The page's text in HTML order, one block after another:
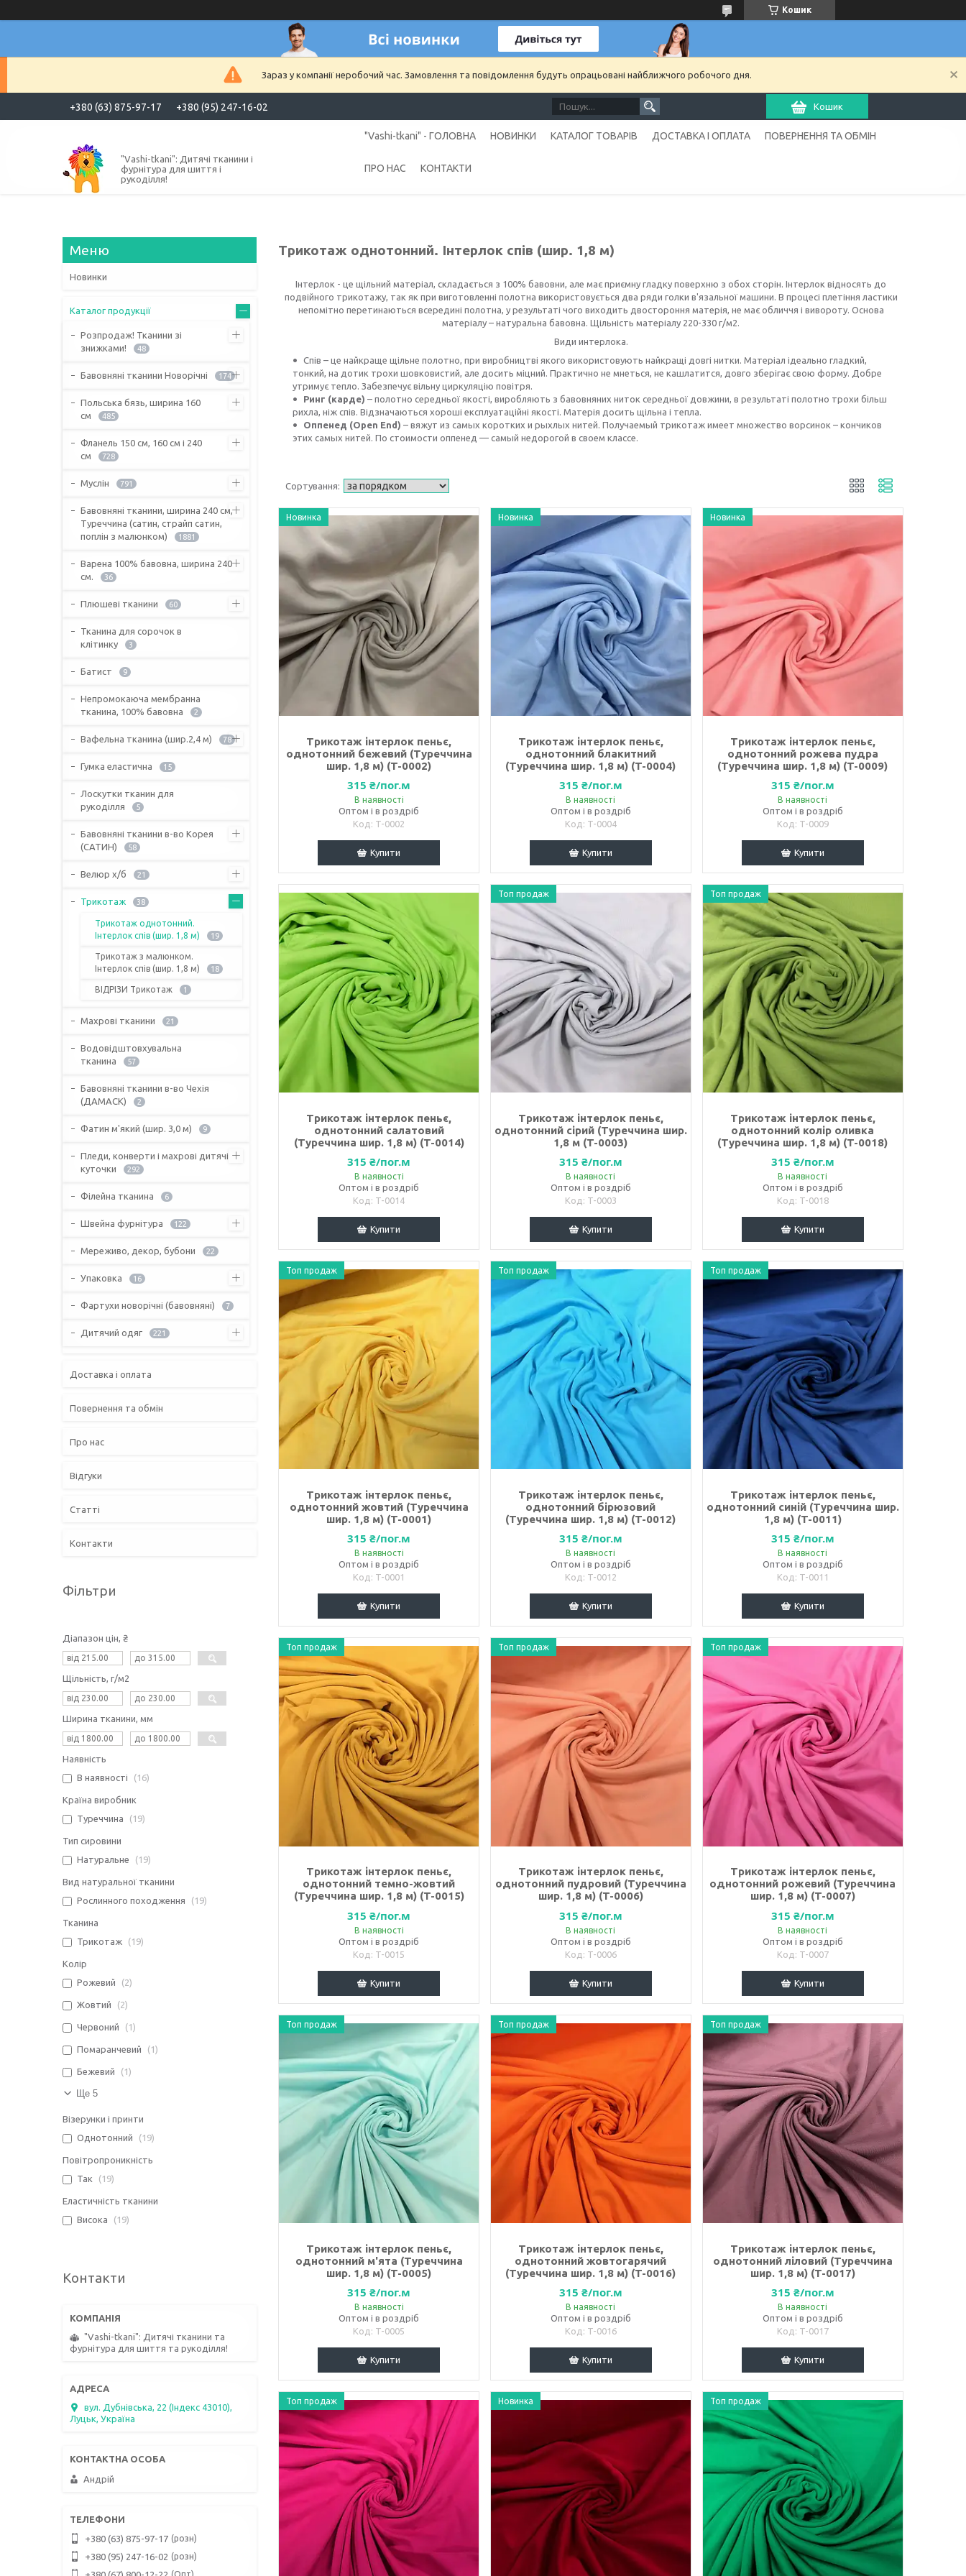
Кошик
Зараз у компанії неробочий час. Замовлення та повідомлення будуть опрацьовані найближчого робочого дня.
+380 (63) 875-97-17 +380 (95) 247-16-02 Кошик
"Vashi-tkani": Дитячі тканини і
фурнітура для шиття і
рукоділля!
"Vashi-tkani" - ГОЛОВНА НОВИНКИ КАТАЛОГ ТОВАРІВ ДОСТАВКА І ОПЛАТА ПОВЕРНЕННЯ ТА ОБМІН
ПРО НАС КОНТАКТИ
Трикотаж однотонний. Інтерлок спів (шир. 1,8 м)
Інтерлок - це щільний матеріал, складається з 100% бавовни, але має приємну гладку поверхню з обох сторін. Інтерлок відносять до
подвійного трикотажу, так як при виготовленні полотна використовується два ряди голки в'язальної машини. В процесі плетіння ластики
непомітно перетинаються всередині полотна, у результаті чого виходить двостороння матерія, не має обличчя і вивороту. Основа
матеріалу – натуральна бавовна. Щільність матеріалу 220-330 г/м2.
Види интерлока.
Спів – це найкраще щільне полотно, при виробництві якого використовують найкращі довгі нитки. Матеріал ідеально гладкий,
тонкий, на дотик трохи шовковистий, але досить міцний. Практично не мнеться, не кашлатится, довго зберігає свою форму. Добре
утримує тепло. Забезпечує вільну циркуляцію повітря.
Ринг (карде) – полотно середньої якості, виробляють з бавовняних ниток середньої довжини, в результаті полотно трохи більш
рихла, ніж спів. Відзначаються хороші експлуатаційні якості. Матерія досить щільна і тепла.
Оппенед (Open End) – вяжут из самых коротких и рыхлых нитей. Получаемый трикотаж имеет множество ворсинок – кончиков
этих самых нитей. По стоимости оппенед — самый недорогой в своем классе.
Новинка
Трикотаж інтерлок пеньє,
однотонний бежевий (Туреччина
шир. 1,8 м) (T-0002)
315 ₴/пог.м
В наявності
Оптом і в роздріб
T-0002
Купити
Новинка
Трикотаж інтерлок пеньє,
однотонний блакитний
(Туреччина шир. 1,8 м) (T-0004)
315 ₴/пог.м
В наявності
Оптом і в роздріб
T-0004
Купити
Новинка
Трикотаж інтерлок пеньє,
однотонний рожева пудра
(Туреччина шир. 1,8 м) (T-0009)
315 ₴/пог.м
В наявності
Оптом і в роздріб
T-0009
Купити
Трикотаж інтерлок пеньє,
однотонний салатовий
(Туреччина шир. 1,8 м) (T-0014)
315 ₴/пог.м
В наявності
Оптом і в роздріб
T-0014
Купити
Топ продаж
Трикотаж інтерлок пеньє,
однотонний сірий (Туреччина шир.
1,8 м (T-0003)
315 ₴/пог.м
В наявності
Оптом і в роздріб
T-0003
Купити
Топ продаж
Трикотаж інтерлок пеньє,
однотонний колір оливка
(Туреччина шир. 1,8 м) (T-0018)
315 ₴/пог.м
В наявності
Оптом і в роздріб
T-0018
Купити
Топ продаж
Трикотаж інтерлок пеньє,
однотонний жовтий (Туреччина
шир. 1,8 м) (T-0001)
315 ₴/пог.м
В наявності
Оптом і в роздріб
T-0001
Купити
Топ продаж
Трикотаж інтерлок пеньє,
однотонний бірюзовий
(Туреччина шир. 1,8 м) (T-0012)
315 ₴/пог.м
В наявності
Оптом і в роздріб
T-0012
Купити
Топ продаж
Трикотаж інтерлок пеньє,
однотонний синій (Туреччина шир.
1,8 м) (T-0011)
315 ₴/пог.м
В наявності
Оптом і в роздріб
T-0011
Купити
Топ продаж
Трикотаж інтерлок пеньє,
однотонний темно-жовтий
(Туреччина шир. 1,8 м) (T-0015)
315 ₴/пог.м
В наявності
Оптом і в роздріб
T-0015
Купити
Топ продаж
Трикотаж інтерлок пеньє,
однотонний пудровий (Туреччина
шир. 1,8 м) (T-0006)
315 ₴/пог.м
В наявності
Оптом і в роздріб
T-0006
Купити
Топ продаж
Трикотаж інтерлок пеньє,
однотонний рожевий (Туреччина
шир. 1,8 м) (T-0007)
315 ₴/пог.м
В наявності
Оптом і в роздріб
T-0007
Купити
Топ продаж
Трикотаж інтерлок пеньє,
однотонний м'ята (Туреччина
шир. 1,8 м) (T-0005)
315 ₴/пог.м
В наявності
Оптом і в роздріб
T-0005
Купити
Топ продаж
Трикотаж інтерлок пеньє,
однотонний жовтогарячий
(Туреччина шир. 1,8 м) (T-0016)
315 ₴/пог.м
В наявності
Оптом і в роздріб
T-0016
Купити
Топ продаж
Трикотаж інтерлок пеньє,
однотонний ліловий (Туреччина
шир. 1,8 м) (T-0017)
315 ₴/пог.м
В наявності
Оптом і в роздріб
T-0017
Купити
Топ продаж Новинка Топ продаж
Новинки
Каталог продукції
Розпродаж! Тканини зі
знижками!
48
Бавовняні тканини Новорічні 174
Польська бязь, ширина 160
см
485
Фланель 150 см, 160 см і 240
см
728
Муслін 791
Бавовняні тканини, ширина 240 см,
Туреччина (сатин, страйп сатин,
поплін з малюнком)
1881
Варена 100% бавовна, ширина 240
см.
36
Плюшеві тканини 60
Тканина для сорочок в
клітинку
3
Батист 9
Непромокаюча мембранна
тканина, 100% бавовна
2
Вафельна тканина (шир.2,4 м) 78
Гумка еластична 15
Лоскутки тканин для
рукоділля
5
Бавовняні тканини в-во Корея
(САТИН)
58
Велюр х/б 21
Трикотаж 38
Трикотаж однотонний.
Інтерлок спів (шир. 1,8 м)
19
Трикотаж з малюнком.
Інтерлок спів (шир. 1,8 м)
18
ВІДРІЗИ Трикотаж 1
Махрові тканини 21
Водовідштовхувальна
тканина
57
Бавовняні тканини в-во Чехія
(ДАМАСК)
2
Фатин м'який (шир. 3,0 м) 9
Пледи, конверти і махрові дитячі
куточки
292
Філейна тканина 6
Швейна фурнітура 122
Мереживо, декор, бубони 22
Упаковка 16
Фартухи новорічні (бавовняні) 7
Дитячий одяг 221
Доставка і оплата
Повернення та обмін
Про нас
Відгуки
Статті
Контакти
Фільтри
Діапазон цін, ₴
Щільність, г/м2
Ширина тканини, мм
Наявність
В наявності
16
Країна виробник
Туреччина
19
Тип сировини
Натуральне
19
Вид натуральної тканини
Рослинного походження
19
Тканина
Трикотаж
19
Колір
Рожевий
2
Жовтий 2
Червоний 1
Помаранчевий 1
Бежевий 1
Ще 5
Візерунки і принти
Однотонний
19
Повітропроникність
Так
19
Еластичність тканини
Висока
19
Контакти
"Vashi-tkani": Дитячі тканини та
фурнітура для шиття та рукоділля!
вул. Дубнівська, 22 (Індекс 43010),
Луцьк, Україна
Андрій
+380 (63) 875-97-17 розн
+380 (95) 247-16-02 розн
Опт